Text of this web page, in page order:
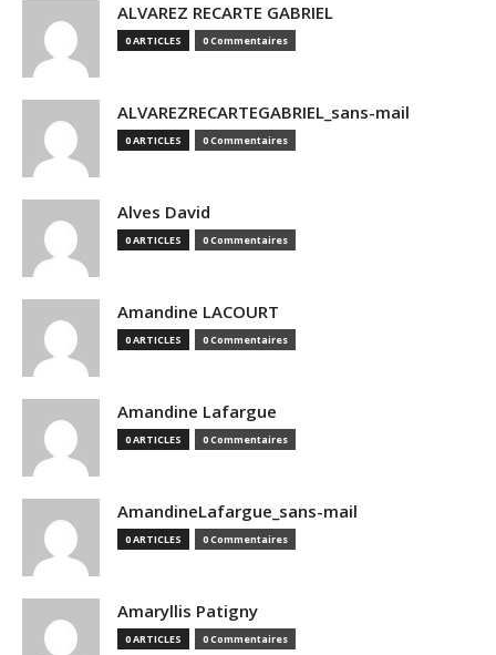
ALVAREZ RECARTE GABRIEL
0 ARTICLES 0 Commentaires
ALVAREZRECARTEGABRIEL_sans-mail
0 ARTICLES 0 Commentaires
Alves David
0 ARTICLES 0 Commentaires
Amandine LACOURT
0 ARTICLES 0 Commentaires
Amandine Lafargue
0 ARTICLES 0 Commentaires
AmandineLafargue_sans-mail
0 ARTICLES 0 Commentaires
Amaryllis Patigny
0 ARTICLES 0 Commentaires